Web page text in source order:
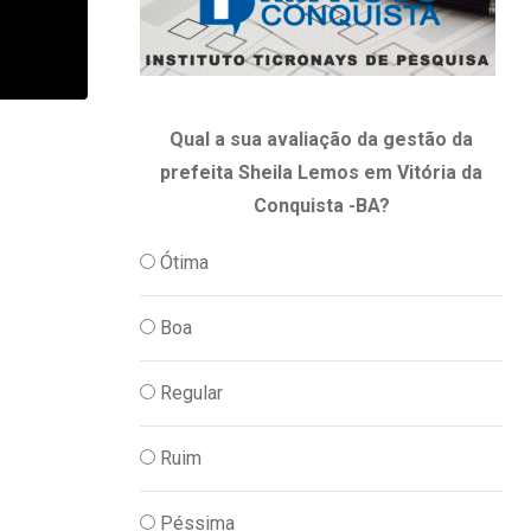
Qual a sua avaliação da gestão da
prefeita Sheila Lemos em Vitória da
Conquista -BA?
Ótima
Boa
Regular
Ruim
Péssima